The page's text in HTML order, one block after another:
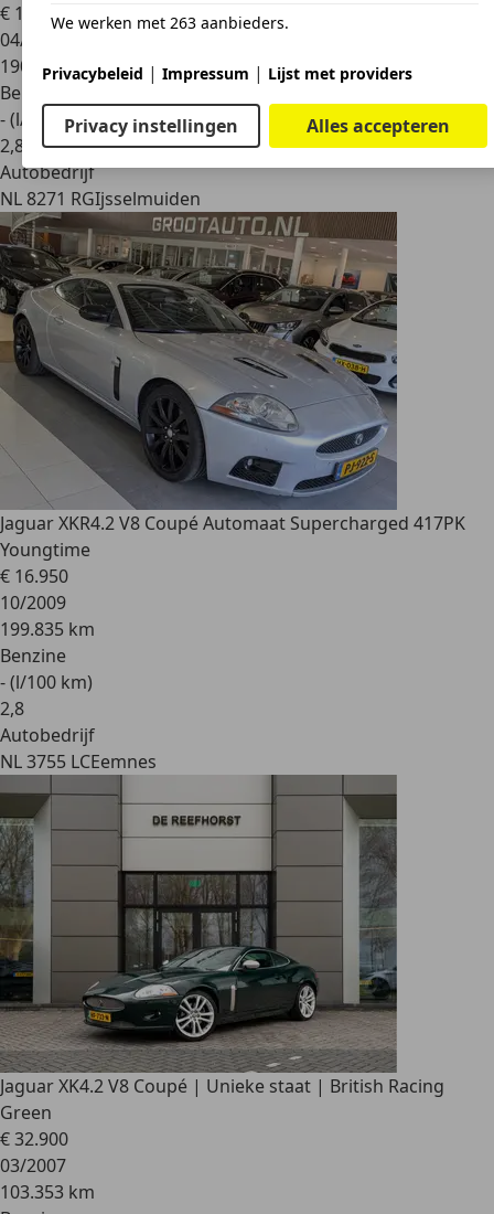
€ 15.900
04/2006
190.775 km
Benzine
- (l/100 km)
2,8
Autobedrijf
NL 8271 RGIjsselmuiden
Jaguar XKR4.2 V8 Coupé Automaat Supercharged 417PK
Youngtime
€ 16.950
10/2009
199.835 km
Benzine
- (l/100 km)
2,8
Autobedrijf
NL 3755 LCEemnes
Jaguar XK4.2 V8 Coupé | Unieke staat | British Racing
Green
€ 32.900
03/2007
103.353 km
We werken met 263 aanbieders.
Privacybeleid | Impressum | Lijst met providers
Privacy instellingen Alles accepteren